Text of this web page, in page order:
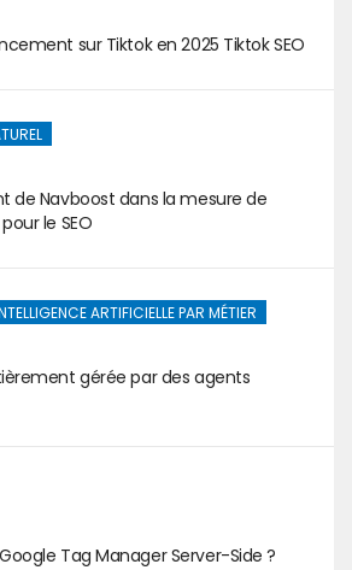
sur Tiktok en 2025 Tiktok SEO
de Navboost dans la mesure de
le SEO
ARTIFICIELLE PAR MÉTIER
gérée par des agents
Tag Manager Server-Side ?